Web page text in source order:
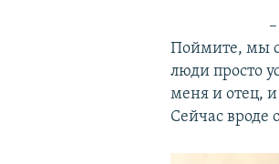
Поймите, мы с
люди просто
меня и отец, и
Сейчас вроде